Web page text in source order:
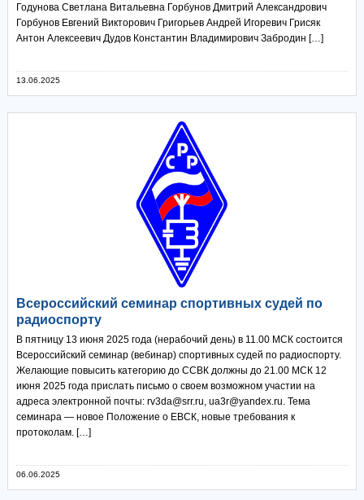
Годунова Светлана Витальевна Горбунов Дмитрий Александрович
Горбунов Евгений Викторович Григорьев Андрей Игоревич Грисяк
Антон Алексеевич Дудов Константин Владимирович Забродин […]
13.06.2025
Всероссийский семинар спортивных судей по
радиоспорту
В пятницу 13 июня 2025 года (нерабочий день) в 11.00 МСК состоится
Всероссийский семинар (вебинар) спортивных судей по радиоспорту.
Желающие повысить категорию до ССВК должны до 21.00 МСК 12
июня 2025 года прислать письмо о своем возможном участии на
адреса электронной почты: rv3da@srr.ru, ua3r@yandex.ru. Тема
семинара — новое Положение о ЕВСК, новые требования к
протоколам. […]
06.06.2025